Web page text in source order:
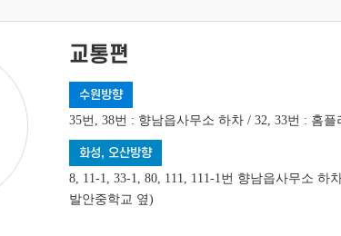
교통편
수원방향
35번, 38번 : 향남읍사무소 하차 / 32, 33번 : 홈
화성, 오산방향
8, 11-1, 33-1, 80, 111, 111-1번 향남읍사무소
발안중학교 옆)